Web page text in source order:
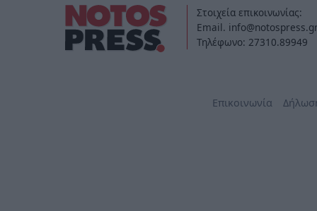
Στοιχεία επικοινωνίας:
Email. info@notospress.gr
Τηλέφωνο: 27310.89949
Επικοινωνία